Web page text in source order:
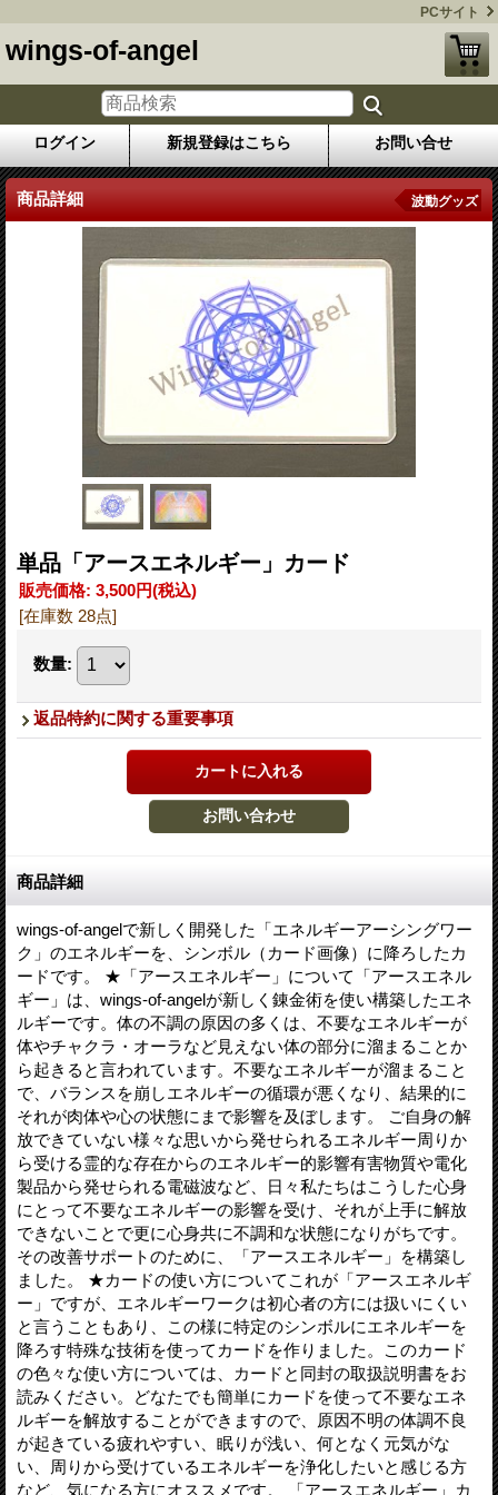
PCサイト
wings-of-angel
ログイン 新規登録はこちら お問い合せ
商品詳細 波動グッズ
単品「アースエネルギー」カード
販売価格: 3,500円(税込)
[在庫数 28点]
数量:
返品特約に関する重要事項
商品詳細
wings-of-angelで新しく開発した「エネルギーアーシングワー
ク」のエネルギーを、シンボル（カード画像）に降ろしたカ
ードです。 ★「アースエネルギー」について「アースエネル
ギー」は、wings-of-angelが新しく錬金術を使い構築したエネ
ルギーです。体の不調の原因の多くは、不要なエネルギーが
体やチャクラ・オーラなど見えない体の部分に溜まることか
ら起きると言われています。不要なエネルギーが溜まること
で、バランスを崩しエネルギーの循環が悪くなり、結果的に
それが肉体や心の状態にまで影響を及ぼします。 ご自身の解
放できていない様々な思いから発せられるエネルギー周りか
ら受ける霊的な存在からのエネルギー的影響有害物質や電化
製品から発せられる電磁波など、日々私たちはこうした心身
にとって不要なエネルギーの影響を受け、それが上手に解放
できないことで更に心身共に不調和な状態になりがちです。
その改善サポートのために、「アースエネルギー」を構築し
ました。 ★カードの使い方についてこれが「アースエネルギ
ー」ですが、エネルギーワークは初心者の方には扱いにくい
と言うこともあり、この様に特定のシンボルにエネルギーを
降ろす特殊な技術を使ってカードを作りました。このカード
の色々な使い方については、カードと同封の取扱説明書をお
読みください。どなたでも簡単にカードを使って不要なエネ
ルギーを解放することができますので、原因不明の体調不良
が起きている疲れやすい、眠りが浅い、何となく元気がな
い、周りから受けているエネルギーを浄化したいと感じる方
など、気になる方にオススメです。 「アースエネルギー」カ